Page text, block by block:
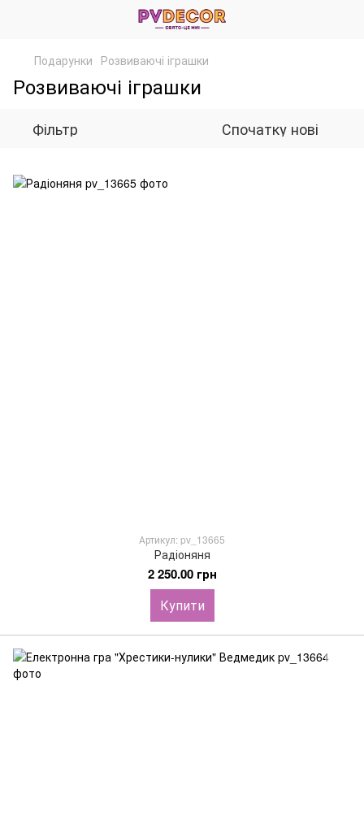
Подарунки Розвиваючі іграшки
Розвиваючі іграшки
Фільтр Спочатку нові
Артикул: pv_13665
Радіоняня
2 250.00 грн
Купити